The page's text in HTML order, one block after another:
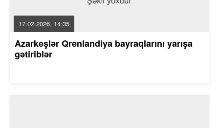
17.02.2026, 14:35
Azarkeşlər Qrenlandiya bayraqlarını yarışa
gətiriblər